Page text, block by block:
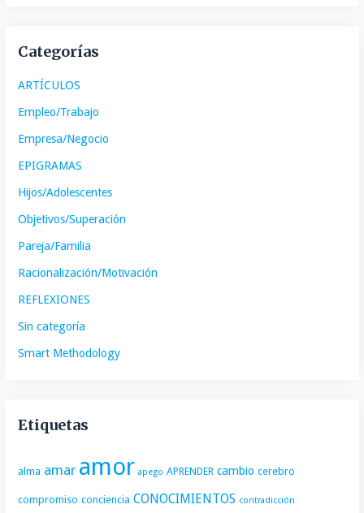
Categorías
ARTÍCULOS
Empleo/Trabajo
Empresa/Negocio
EPIGRAMAS
Hijos/Adolescentes
Objetivos/Superación
Pareja/Familia
Racionalización/Motivación
REFLEXIONES
Sin categoría
Smart Methodology
Etiquetas
alma amar amor apego APRENDER cambio cerebro
compromiso conciencia CONOCIMIENTOS contradicción